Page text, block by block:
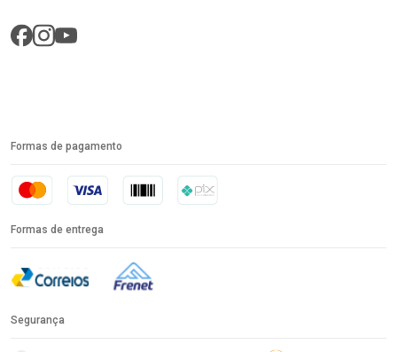
Formas de pagamento
Formas de entrega
Segurança